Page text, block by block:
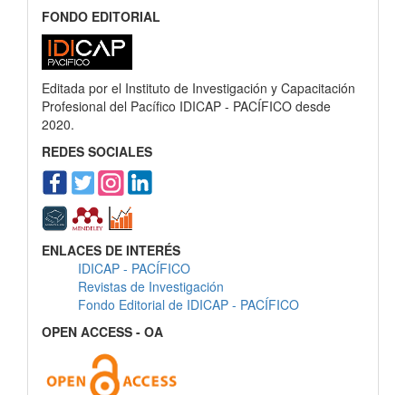
FONDO EDITORIAL
Editada por el Instituto de Investigación y Capacitación
Profesional del Pacífico IDICAP - PACÍFICO desde
2020.
REDES SOCIALES
ENLACES DE INTERÉS
IDICAP - PACÍFICO
Revistas de Investigación
Fondo Editorial de IDICAP - PACÍFICO
OPEN ACCESS - OA